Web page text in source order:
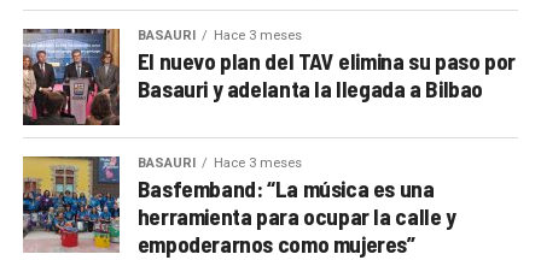
BASAURI Hace 3 meses
El nuevo plan del TAV elimina su paso por
Basauri y adelanta la llegada a Bilbao
BASAURI Hace 3 meses
Basfemband: “La música es una
herramienta para ocupar la calle y
empoderarnos como mujeres”